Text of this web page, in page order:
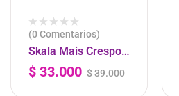
(0 Comentarios)
Skala Mais Crespos
1K
$39.000
$ 33.000
- +